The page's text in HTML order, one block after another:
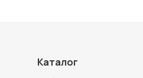
Каталог